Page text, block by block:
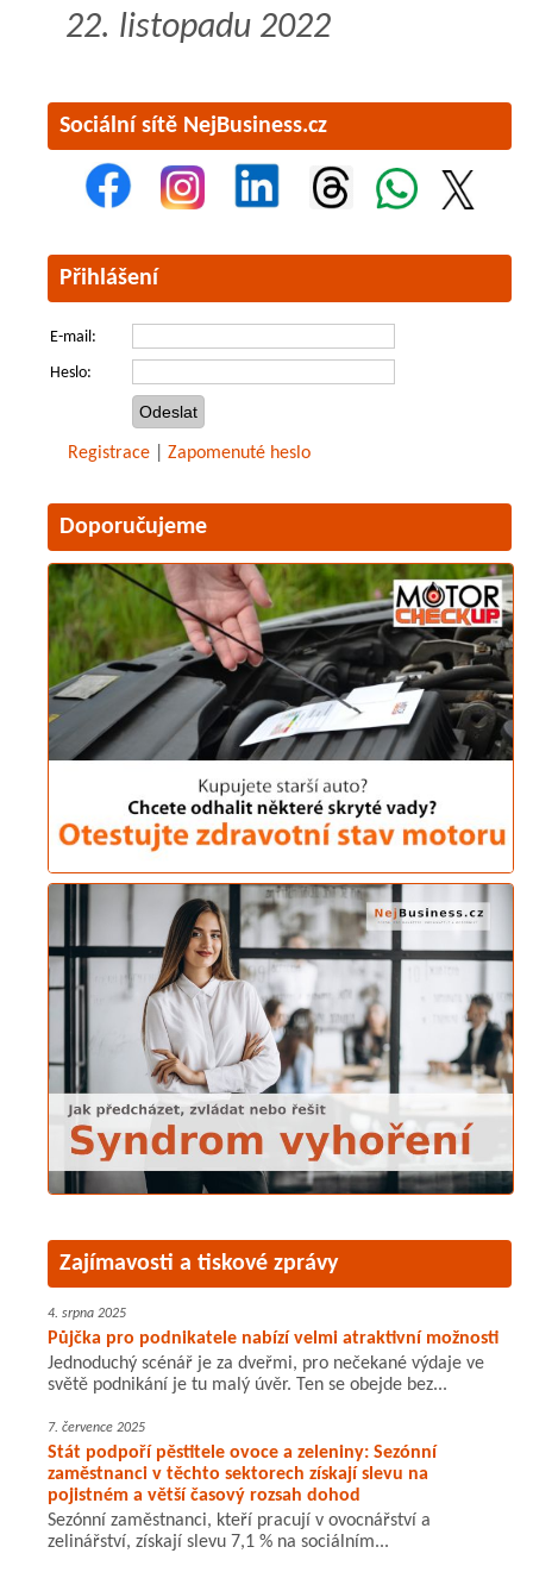
22. listopadu 2022
Sociální sítě NejBusiness.cz
Přihlášení
E-mail:
Heslo:
Registrace Zapomenuté heslo
Doporučujeme
Zajímavosti a tiskové zprávy
4. srpna 2025
Půjčka pro podnikatele nabízí velmi atraktivní možnosti
Jednoduchý scénář je za dveřmi, pro nečekané výdaje ve
světě podnikání je tu malý úvěr. Ten se obejde bez...
7. července 2025
Stát podpoří pěstitele ovoce a zeleniny: Sezónní
zaměstnanci v těchto sektorech získají slevu na
pojistném a větší časový rozsah dohod
Sezónní zaměstnanci, kteří pracují v ovocnářství a
zelinářství, získají slevu 7,1 % na sociálním...